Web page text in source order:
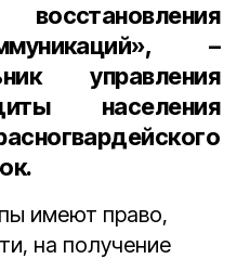
–
управления
населения
имеют право,
на получение